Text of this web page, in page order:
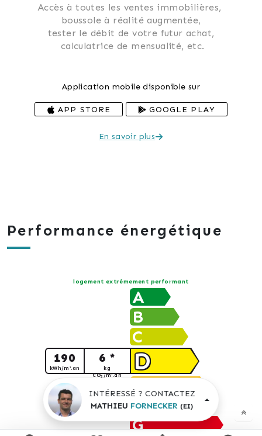
Accès à toutes les ventes immobilières,
boussole à réalité augmentée,
tester le débit de votre futur achat,
calculatrice de mensualité, etc.
Application mobile disponible sur
APP STORE GOOGLE PLAY
En savoir plus
Performance énergétique
logement extrêmement performant
A
B
C
D
190
kWh/m².an
6 *
kg
CO2/m².an
E
F
G
INTÉRESSÉ ? CONTACTEZ
MATHIEU FORNECKER (EI)